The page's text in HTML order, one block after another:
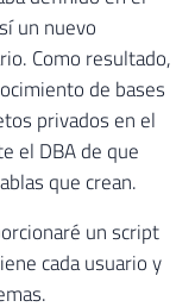
un nuevo
Como resultado,
de bases
privados en el
el DBA de que
que crean.
un script
cada usuario y